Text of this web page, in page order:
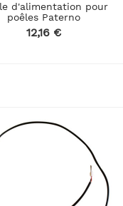
d'alimentation pour
poêles Paterno
Prix
12,16 €